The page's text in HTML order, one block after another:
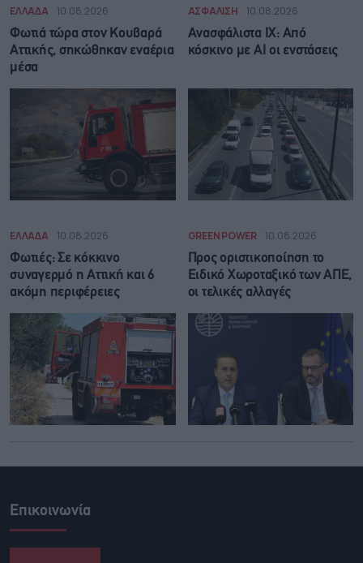
ΕΛΛΑΔΑ 10.08.2026
Φωτιά τώρα στον Κουβαρά
Αττικής, σηκώθηκαν εναέρια
μέσα
ΑΣΦΑΛΙΣΗ 10.08.2026
Ανασφάλιστα ΙΧ: Από
κόσκινο με AI οι ενστάσεις
ΕΛΛΑΔΑ 10.08.2026
Φωτιές: Σε κόκκινο
συναγερμό η Αττική και 6
ακόμη περιφέρειες
GREEN POWER 10.08.2026
Προς οριστικοποίηση το
Ειδικό Χωροταξικό των ΑΠΕ,
οι τελικές αλλαγές
Επικοινωνία